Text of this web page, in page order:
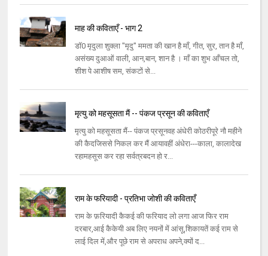
माह की कविताएँ - भाग 2
डॉ0 मृदुला शुक्ला "मृदु" ममता की खान है माँ, गीत, सुर, तान है माँ,
असंख्य दुआओं वाली, आन,बान, शान है । माँ का शुभ आँचल तो,
शीश पे आशीष सम, संकटों से...
मृत्यु को महसूसता मैं -- पंकज प्रसून की कविताएँ
मृत्यु को महसूसता मैं-- पंकज प्रसूनवह अंधेरी कोठरीपूरे नौ महीने
की कैदजिससे निकल कर मैं आयावहीं अंधेरा---काला, कालादेख
रहामहसूस कर रहा सर्वत्रबदन हो र...
राम के फरियादी - प्रतिभा जोशी की कविताएँ
राम के फ़रियादी कैकई की फरियाद लो लगा आज फिर राम
दरबार,आई कैकेयी अब लिए नयनों में आंसू,शिकायतें कई राम से
लाई दिल में,और पूछे राम से अपराध अपने,क्यों द...